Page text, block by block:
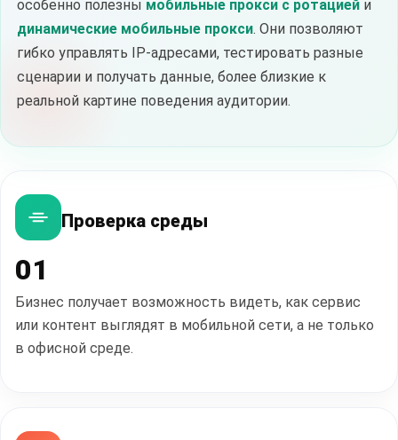
особенно полезны мобильные прокси с ротацией и
динамические мобильные прокси. Они позволяют
гибко управлять IP-адресами, тестировать разные
сценарии и получать данные, более близкие к
реальной картине поведения аудитории.
Проверка среды
01
Бизнес получает возможность видеть, как сервис
или контент выглядят в мобильной сети, а не только
в офисной среде.